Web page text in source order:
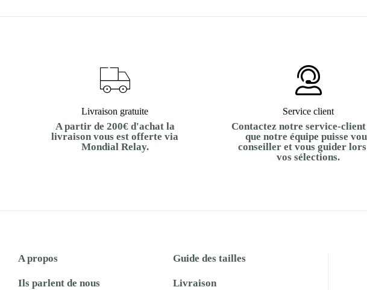
Livraison gratuite
A partir de 200€ d'achat la
livraison vous est offerte via
Mondial Relay.
Service client
Contactez notre service-
que notre équipe puisse
conseiller et vous guider lors
vos sélections.
A propos
Ils parlent de nous
Guide des tailles
Livraison